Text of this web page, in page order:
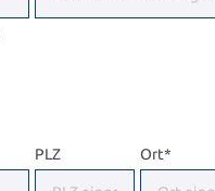
PLZ Ort*